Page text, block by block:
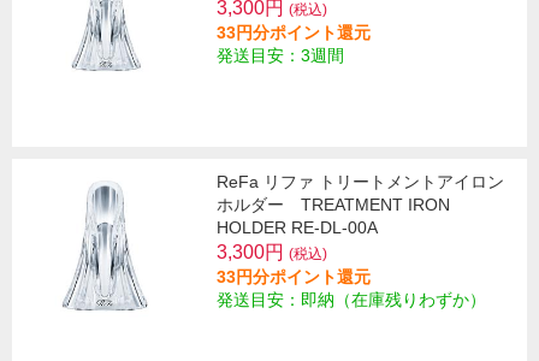
3,300円 (税込)
33円分ポイント還元
発送目安：3週間
ReFa リファ トリートメントアイロン
ホルダー TREATMENT IRON
HOLDER RE-DL-00A
3,300円 (税込)
33円分ポイント還元
発送目安：即納（在庫残りわずか）